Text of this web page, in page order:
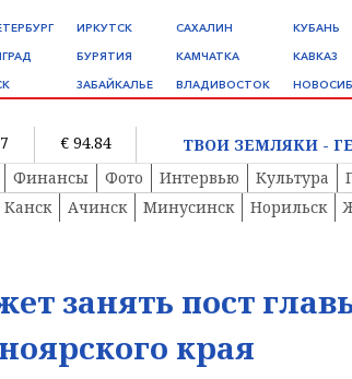
ИРКУТСК
БУРЯТИЯ
ЗАБАЙКАЛЬЕ
САХАЛИН
КАМЧАТКА
ВЛАДИВОСТОК
КУБАНЬ
КАВКАЗ
€ 94.84
ТВОИ ЗЕМЛЯКИ -
Финансы Фото Интервью Культура
Канск Ачинск Минусинск Норильск
занять пост
края